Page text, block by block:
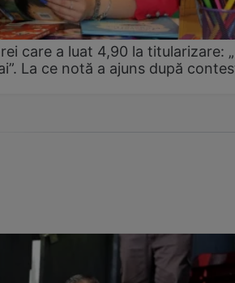
care a luat 4,90 la titularizare:
La ce notă a ajuns după